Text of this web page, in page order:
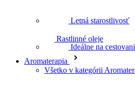
Kvetove vody
Letná starostlivosť
Ideálne na
Aromaterapia
Všetko v kategórii